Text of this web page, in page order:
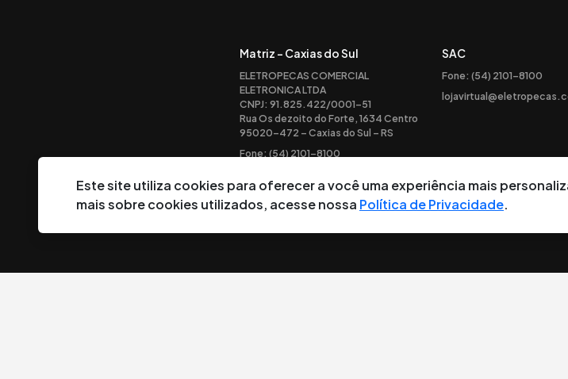
Matriz - Caxias do Sul
ELETROPECAS COMERCIAL
ELETRONICA LTDA
CNPJ: 91.825.422/0001-51
Rua Os dezoito do Forte, 1634 Centro
95020-472 – Caxias do Sul – RS
Fone: (54) 2101-8100
SAC
Fone: (54) 2101-8100
Este site utiliza cookies para oferecer a você uma experiência mais
mais sobre cookies utilizados, acesse nossa Política de Privacidade.